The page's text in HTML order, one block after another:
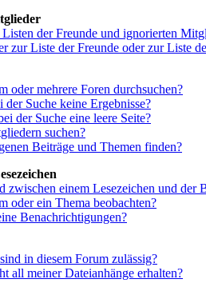
der Freunde und ignorierten
zur Liste der Freunde oder zur Liste
oder mehrere Foren durchsuchen?
der Suche keine Ergebnisse?
der Suche eine leere Seite?
suchen?
Beiträge und Themen finden?
zwischen einem Lesezeichen und der
oder ein Thema beobachten?
Benachrichtigungen?
in diesem Forum zulässig?
all meiner Dateianhänge erhalten?